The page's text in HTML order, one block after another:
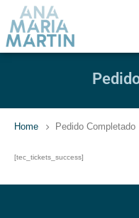
Home Pedido Completado
[tec_tickets_success]